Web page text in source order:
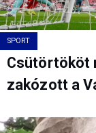
SPORT
Csütörtököt
zakózott a